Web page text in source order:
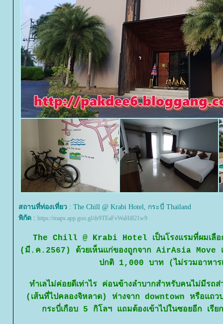
สถานที่ท่องเที่ยว : The Chill @ Krabi Hotel, กระบี่ Thailand
พิกัด : https://maps.app.goo.gl/dr9TEaFvWaHi821w9
The Chill @ Krabi Hotel เป็นโรงแรมที่ผมเลือก
(มี.ค.2567) ด้วยเห็นแก่ของถูกจาก AirAsia Move
ปกติ 1,000 บาท (ไม่รวมอาหาร
ทำเลไม่ค่อยดีเท่าไร ค่อนข้างลำบากสำหรับคนไม่มีรถ
(เส้นที่ไปคลองจิหลาด) ห่างจาก downtown หรือแถว
กระบี่เกือบ 5 กิโลฯ แถมต้องเข้าไปในซอยอีก เรียก